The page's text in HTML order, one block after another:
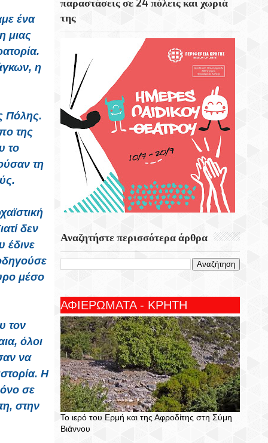
ένα
μιας
η
Πόλης.
της
το
τη
δεν
έδινε
μέσο
τον
όλοι
να
Η
σε
στην
Ιστορικότερες Πόλεις Της Ισπανίας.
Ο Ιερός Ναός Τιμίου Σταυρού Ενορίας
Ελιάς Δήμου Χερσονήσου
Σαν Σήμερα 6 Αυγούστου Εγκαινιάζεται Ο
Πρώτος Δικτυακός Τόπος Στην Ιστορία
Του Διαδικτύου
παραστάσεις σε 24 πόλεις και χωριά
της
Αναζητήστε περισσότερα άρθρα
ΑΦΙΕΡΩΜΑΤΑ - ΚΡΗΤΗ
Το ιερό του Ερμή και της Αφροδίτης στη Σύμη
Βιάννου